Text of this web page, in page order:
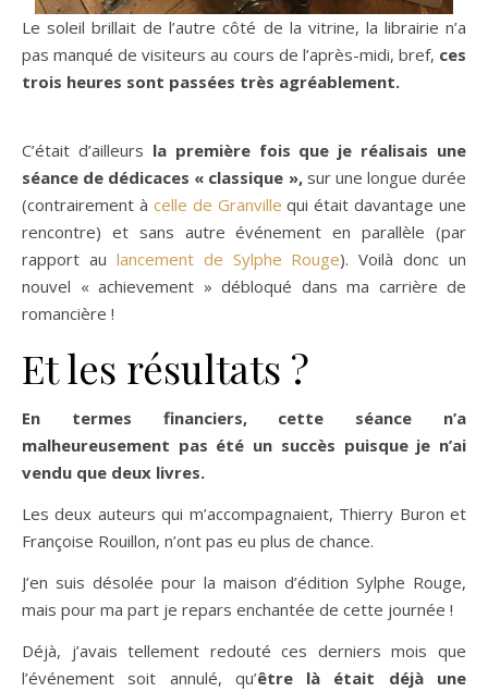
Le soleil brillait de l’autre côté de la vitrine, la librairie n’a
pas manqué de visiteurs au cours de l’après-midi, bref, ces
trois heures sont passées très agréablement.
C’était d’ailleurs la première fois que je réalisais une
séance de dédicaces « classique »,sur une longue durée
(contrairement à celle de Granvillequi était davantage une
rencontre) et sans autre événement en parallèle (par
rapport au lancement de Sylphe Rouge). Voilà donc un
nouvel « achievement » débloqué dans ma carrière de
romancière !
Et les résultats ?
En termes financiers, cette séance n’a
malheureusement pas été un succès puisque je n’ai
vendu que deux livres.
Les deux auteurs qui m’accompagnaient, Thierry Buron et
Françoise Rouillon, n’ont pas eu plus de chance.
J’en suis désolée pour la maison d’édition Sylphe Rouge,
mais pour ma part je repars enchantée de cette journée !
Déjà, j’avais tellement redouté ces derniers mois que
l’événement soit annulé, qu’être là était déjà une